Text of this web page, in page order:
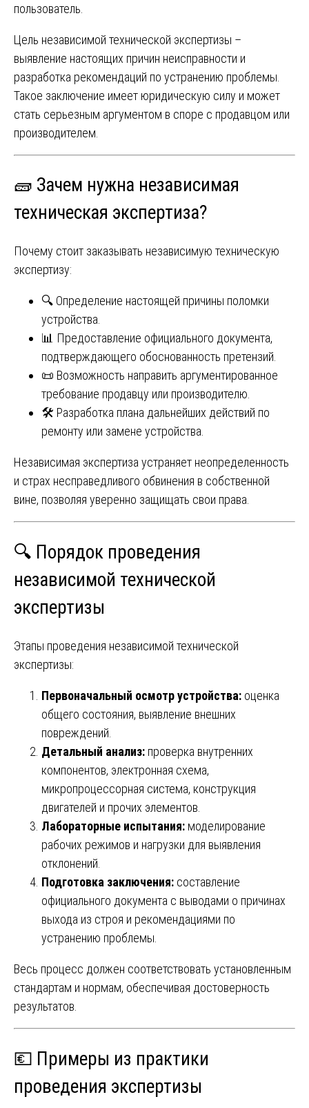
пользователь.
Цель независимой технической экспертизы –
выявление настоящих причин неисправности и
разработка рекомендаций по устранению проблемы.
Такое заключение имеет юридическую силу и может
стать серьезным аргументом в споре с продавцом или
производителем.
🧱 Зачем нужна независимая
техническая экспертиза?
Почему стоит заказывать независимую техническую
экспертизу:
🔍 Определение настоящей причины поломки
устройства.
📊 Предоставление официального документа,
подтверждающего обоснованность претензий.
📜 Возможность направить аргументированное
требование продавцу или производителю.
🛠️ Разработка плана дальнейших действий по
ремонту или замене устройства.
Независимая экспертиза устраняет неопределенность
и страх несправедливого обвинения в собственной
вине, позволяя уверенно защищать свои права.
🔍 Порядок проведения
независимой технической
экспертизы
Этапы проведения независимой технической
экспертизы:
Первоначальный осмотр устройства: оценка
общего состояния, выявление внешних
повреждений.
Детальный анализ: проверка внутренних
компонентов, электронная схема,
микропроцессорная система, конструкция
двигателей и прочих элементов.
Лабораторные испытания: моделирование
рабочих режимов и нагрузки для выявления
отклонений.
Подготовка заключения: составление
официального документа с выводами о причинах
выхода из строя и рекомендациями по
устранению проблемы.
Весь процесс должен соответствовать установленным
стандартам и нормам, обеспечивая достоверность
результатов.
💶 Примеры из практики
проведения экспертизы